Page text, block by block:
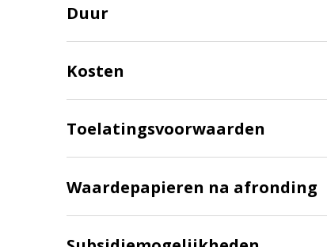
Duur
Kosten
Toelatingsvoorwaarden
Waardepapieren na afronding